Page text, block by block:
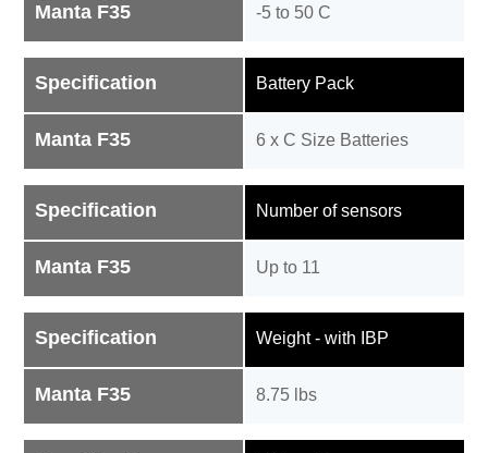
Manta F35 -5 to 50 C
Specification
Manta F35
Battery Pack
6 x C Size Batteries
Specification
Manta F35
Number of sensors
Up to 11
Specification
Manta F35
Weight - with IBP
8.75 lbs